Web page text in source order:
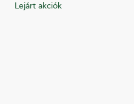
Lejárt akciók